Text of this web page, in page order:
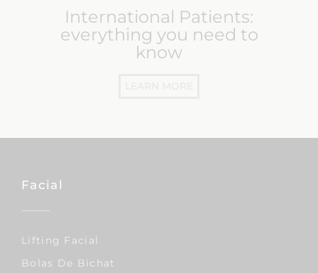
International Patients:
everything you need to
know
Facial
Lifting Facial
Bolas De Bichat